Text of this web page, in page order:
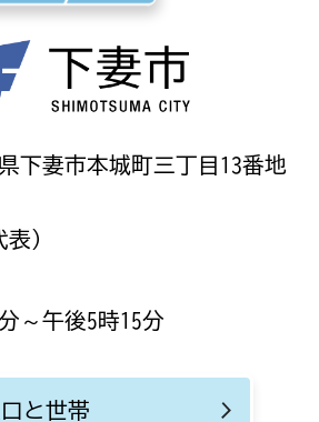
下妻市本城町三丁目13番地
表)
～午後5時15分
口と世帯